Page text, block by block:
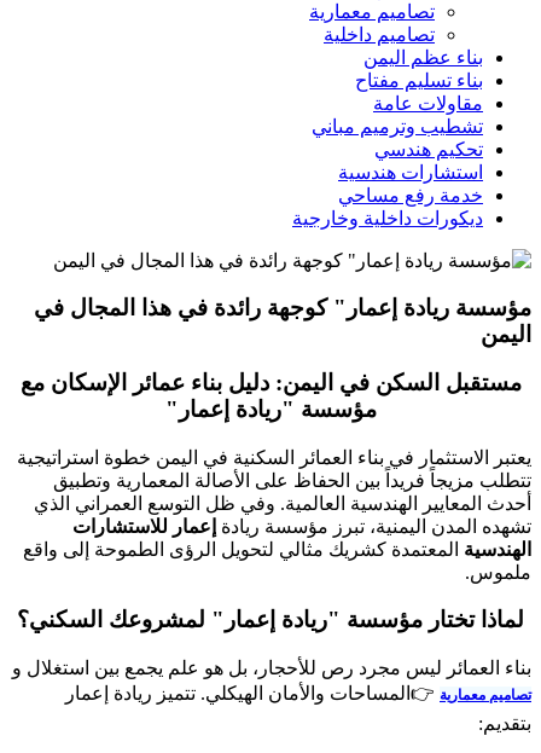
تصاميم معمارية
تصاميم داخلية
بناء عظم اليمن
بناء تسليم مفتاح
مقاولات عامة
تشطيب وترميم مباني
تحكيم هندسي
استشارات هندسية
خدمة رفع مساحي
ديكورات داخلية وخارجية
مؤسسة ريادة إعمار" كوجهة رائدة في هذا المجال في
اليمن
مستقبل السكن في اليمن: دليل بناء عمائر الإسكان مع
مؤسسة "ريادة إعمار"
​يعتبر الاستثمار في بناء العمائر السكنية في اليمن خطوة استراتيجية
تتطلب مزيجاً فريداً بين الحفاظ على الأصالة المعمارية وتطبيق
أحدث المعايير الهندسية العالمية. وفي ظل التوسع العمراني الذي
تشهده المدن اليمنية، تبرز مؤسسة ريادة إعمار للاستشارات
الهندسية المعتمدة كشريك مثالي لتحويل الرؤى الطموحة إلى واقع
ملموس.
​لماذا تختار مؤسسة "ريادة إعمار" لمشروعك السكني؟
​بناء العمائر ليس مجرد رص للأحجار، بل هو علم يجمع بين استغلال و
تصاميم معمارية 👉المساحات والأمان الهيكلي. تتميز ريادة إعمار
بتقديم: